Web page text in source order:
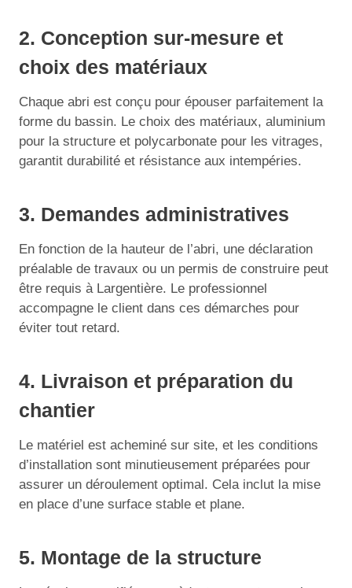
2. Conception sur-mesure et
choix des matériaux
Chaque abri est conçu pour épouser parfaitement la
forme du bassin. Le choix des matériaux, aluminium
pour la structure et polycarbonate pour les vitrages,
garantit durabilité et résistance aux intempéries.
3. Demandes administratives
En fonction de la hauteur de l’abri, une déclaration
préalable de travaux ou un permis de construire peut
être requis à Largentière. Le professionnel
accompagne le client dans ces démarches pour
éviter tout retard.
4. Livraison et préparation du
chantier
Le matériel est acheminé sur site, et les conditions
d’installation sont minutieusement préparées pour
assurer un déroulement optimal. Cela inclut la mise
en place d’une surface stable et plane.
5. Montage de la structure